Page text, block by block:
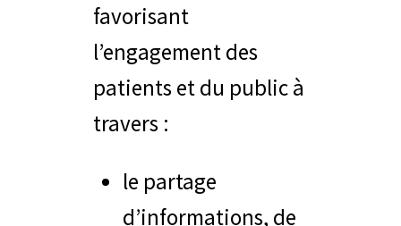
favorisant
l’engagement des
patients et du public à
travers :
le partage
d’informations, de